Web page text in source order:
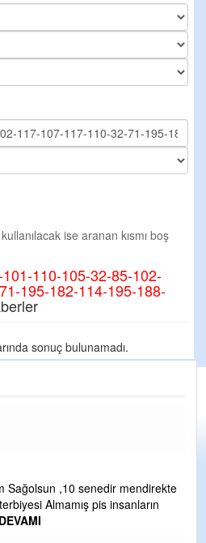
ise aranan kısmı boş
110-105-32-85-102-
195-182-114-195-188-
sonuç bulunamadı.
Sağolsun ,10 senedir mendirekte
Almamış pis insanların